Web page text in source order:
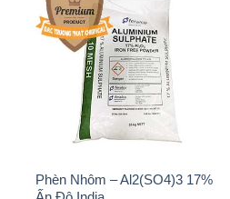
Sodium Benzoate – Mốc Bột
Kalama Food Grade Mỹ Usa